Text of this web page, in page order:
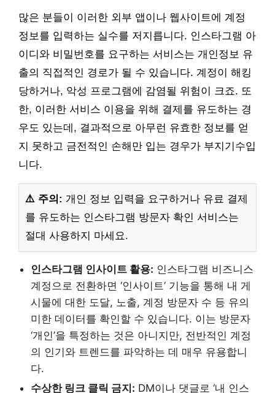
많은 분들이 이러한 외부 앱이나 웹사이트에 계정
정보를 입력하는 실수를 저지릅니다. 인스타그램 아
이디와 비밀번호를 요구하는 서비스는 개인정보 유
출의 직접적인 경로가 될 수 있습니다. 계정이 해킹
당하거나, 악성 프로그램에 감염될 위험이 크죠. 또
한, 이러한 서비스 이용을 위해 결제를 유도하는 경
우도 있는데, 결과적으로 아무런 유효한 정보를 얻
지 못하고 금전적인 손해만 입는 경우가 부지기수입
니다.
⚠️ 주의: 개인 정보 입력을 요구하거나 유료 결제
를 유도하는 인스타그램 방문자 확인 서비스는
절대 사용하지 마세요.
인스타그램 인사이트 활용: 인스타그램 비즈니스
계정으로 전환하면 ‘인사이트’ 기능을 통해 내 게
시물에 대한 도달, 노출, 계정 방문자 수 등 유의
미한 데이터를 확인할 수 있습니다. 이는 방문자
‘개인’을 특정하는 것은 아니지만, 전반적인 계정
의 인기와 트렌드를 파악하는 데 매우 유용합니
다.
수상한 링크 클릭 금지: DM이나 댓글로 ‘내 인스